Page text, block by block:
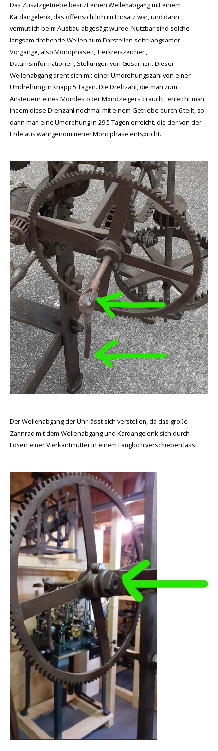
Das Zusatzgetriebe besitzt einen Wellenabgang mit einem
Kardangelenk, das offensichtlich im Einsatz war, und dann
vermutlich beim Ausbau abgesägt wurde. Nutzbar sind solche
langsam drehende Wellen zum Darstellen sehr langsamer
Vorgänge, also Mondphasen, Tierkreiszeichen,
Datumsinformationen, Stellungen von Gestirnen. Dieser
Wellenabgang dreht sich mit einer Umdrehungszahl von einer
Umdrehung in knapp 5 Tagen. Die Drehzahl, die man zum
Ansteuern eines Mondes oder Mondzeigers braucht, erreicht man,
indem diese Drehzahl nochmal mit einem Getriebe durch 6 teilt, so
dann man eine Umdrehung in 29,5 Tagen erreicht, die der von der
Erde aus wahrgenommener Mondphase entspricht.
Der Wellenabgang der Uhr lässt sich verstellen, da das große
Zahnrad mit dem Wellenabgang und Kardangelenk sich durch
Lösen einer Vierkantmutter in einem Langloch verschieben lässt.